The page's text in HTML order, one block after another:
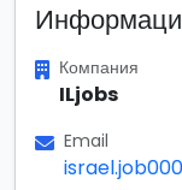
Компания
ILjobs
Email